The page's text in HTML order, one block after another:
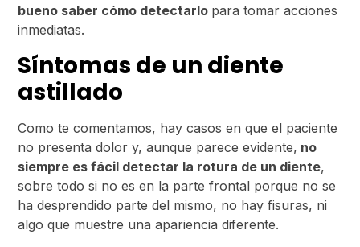
bueno saber cómo detectarlo para tomar acciones
inmediatas.
Síntomas de un diente
astillado
Como te comentamos, hay casos en que el paciente
no presenta dolor y, aunque parece evidente, no
siempre es fácil detectar la rotura de un diente,
sobre todo si no es en la parte frontal porque no se
ha desprendido parte del mismo, no hay fisuras, ni
algo que muestre una apariencia diferente.